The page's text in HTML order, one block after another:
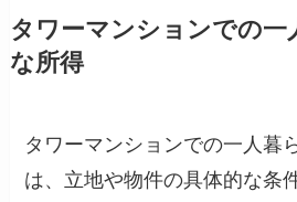
タワーマンションでの一
な所得
タワーマンションでの一人暮
は、立地や物件の具体的な条